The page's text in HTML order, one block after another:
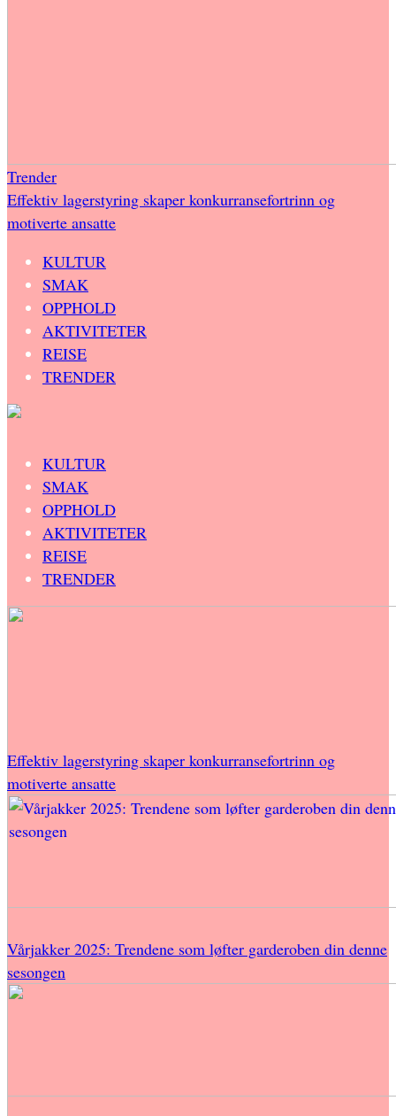
Trender
Effektiv lagerstyring skaper konkurransefortrinn og
motiverte ansatte
KULTUR
SMAK
OPPHOLD
AKTIVITETER
REISE
TRENDER
KULTUR
SMAK
OPPHOLD
AKTIVITETER
REISE
TRENDER
Effektiv lagerstyring skaper konkurransefortrinn og
motiverte ansatte
Vårjakker 2025: Trendene som løfter garderoben din denne
sesongen